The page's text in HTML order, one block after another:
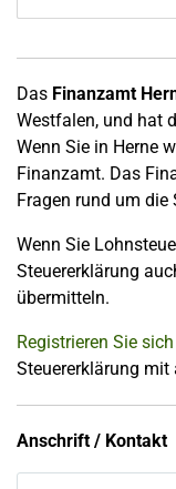
Das Finanzamt
Westfalen, und hat
Wenn Sie in Herne
Finanzamt. Das
Fragen rund um die
Wenn Sie
Steuererklärung
übermitteln.
Registrieren Sie
Steuererklärung
Anschrift / Kontakt